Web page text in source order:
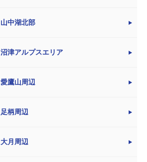
山中湖北部
沼津アルプスエリア
愛鷹山周辺
足柄周辺
大月周辺